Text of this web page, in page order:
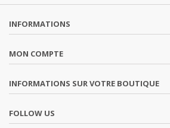
INFORMATIONS
MON COMPTE
INFORMATIONS SUR VOTRE BOUTIQUE
FOLLOW US